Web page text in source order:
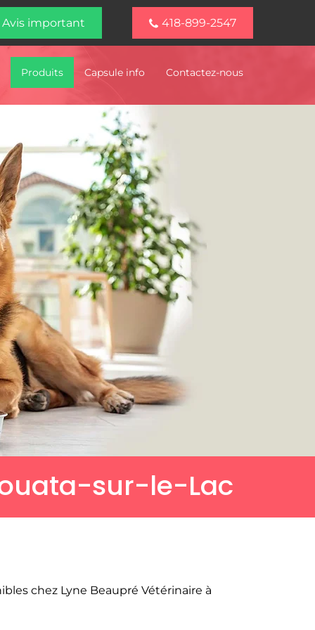
Avis important 418-899-2547
Produits Capsule info Contactez-nous
sur-le-Lac
chez Lyne Beaupré Vétérinaire à